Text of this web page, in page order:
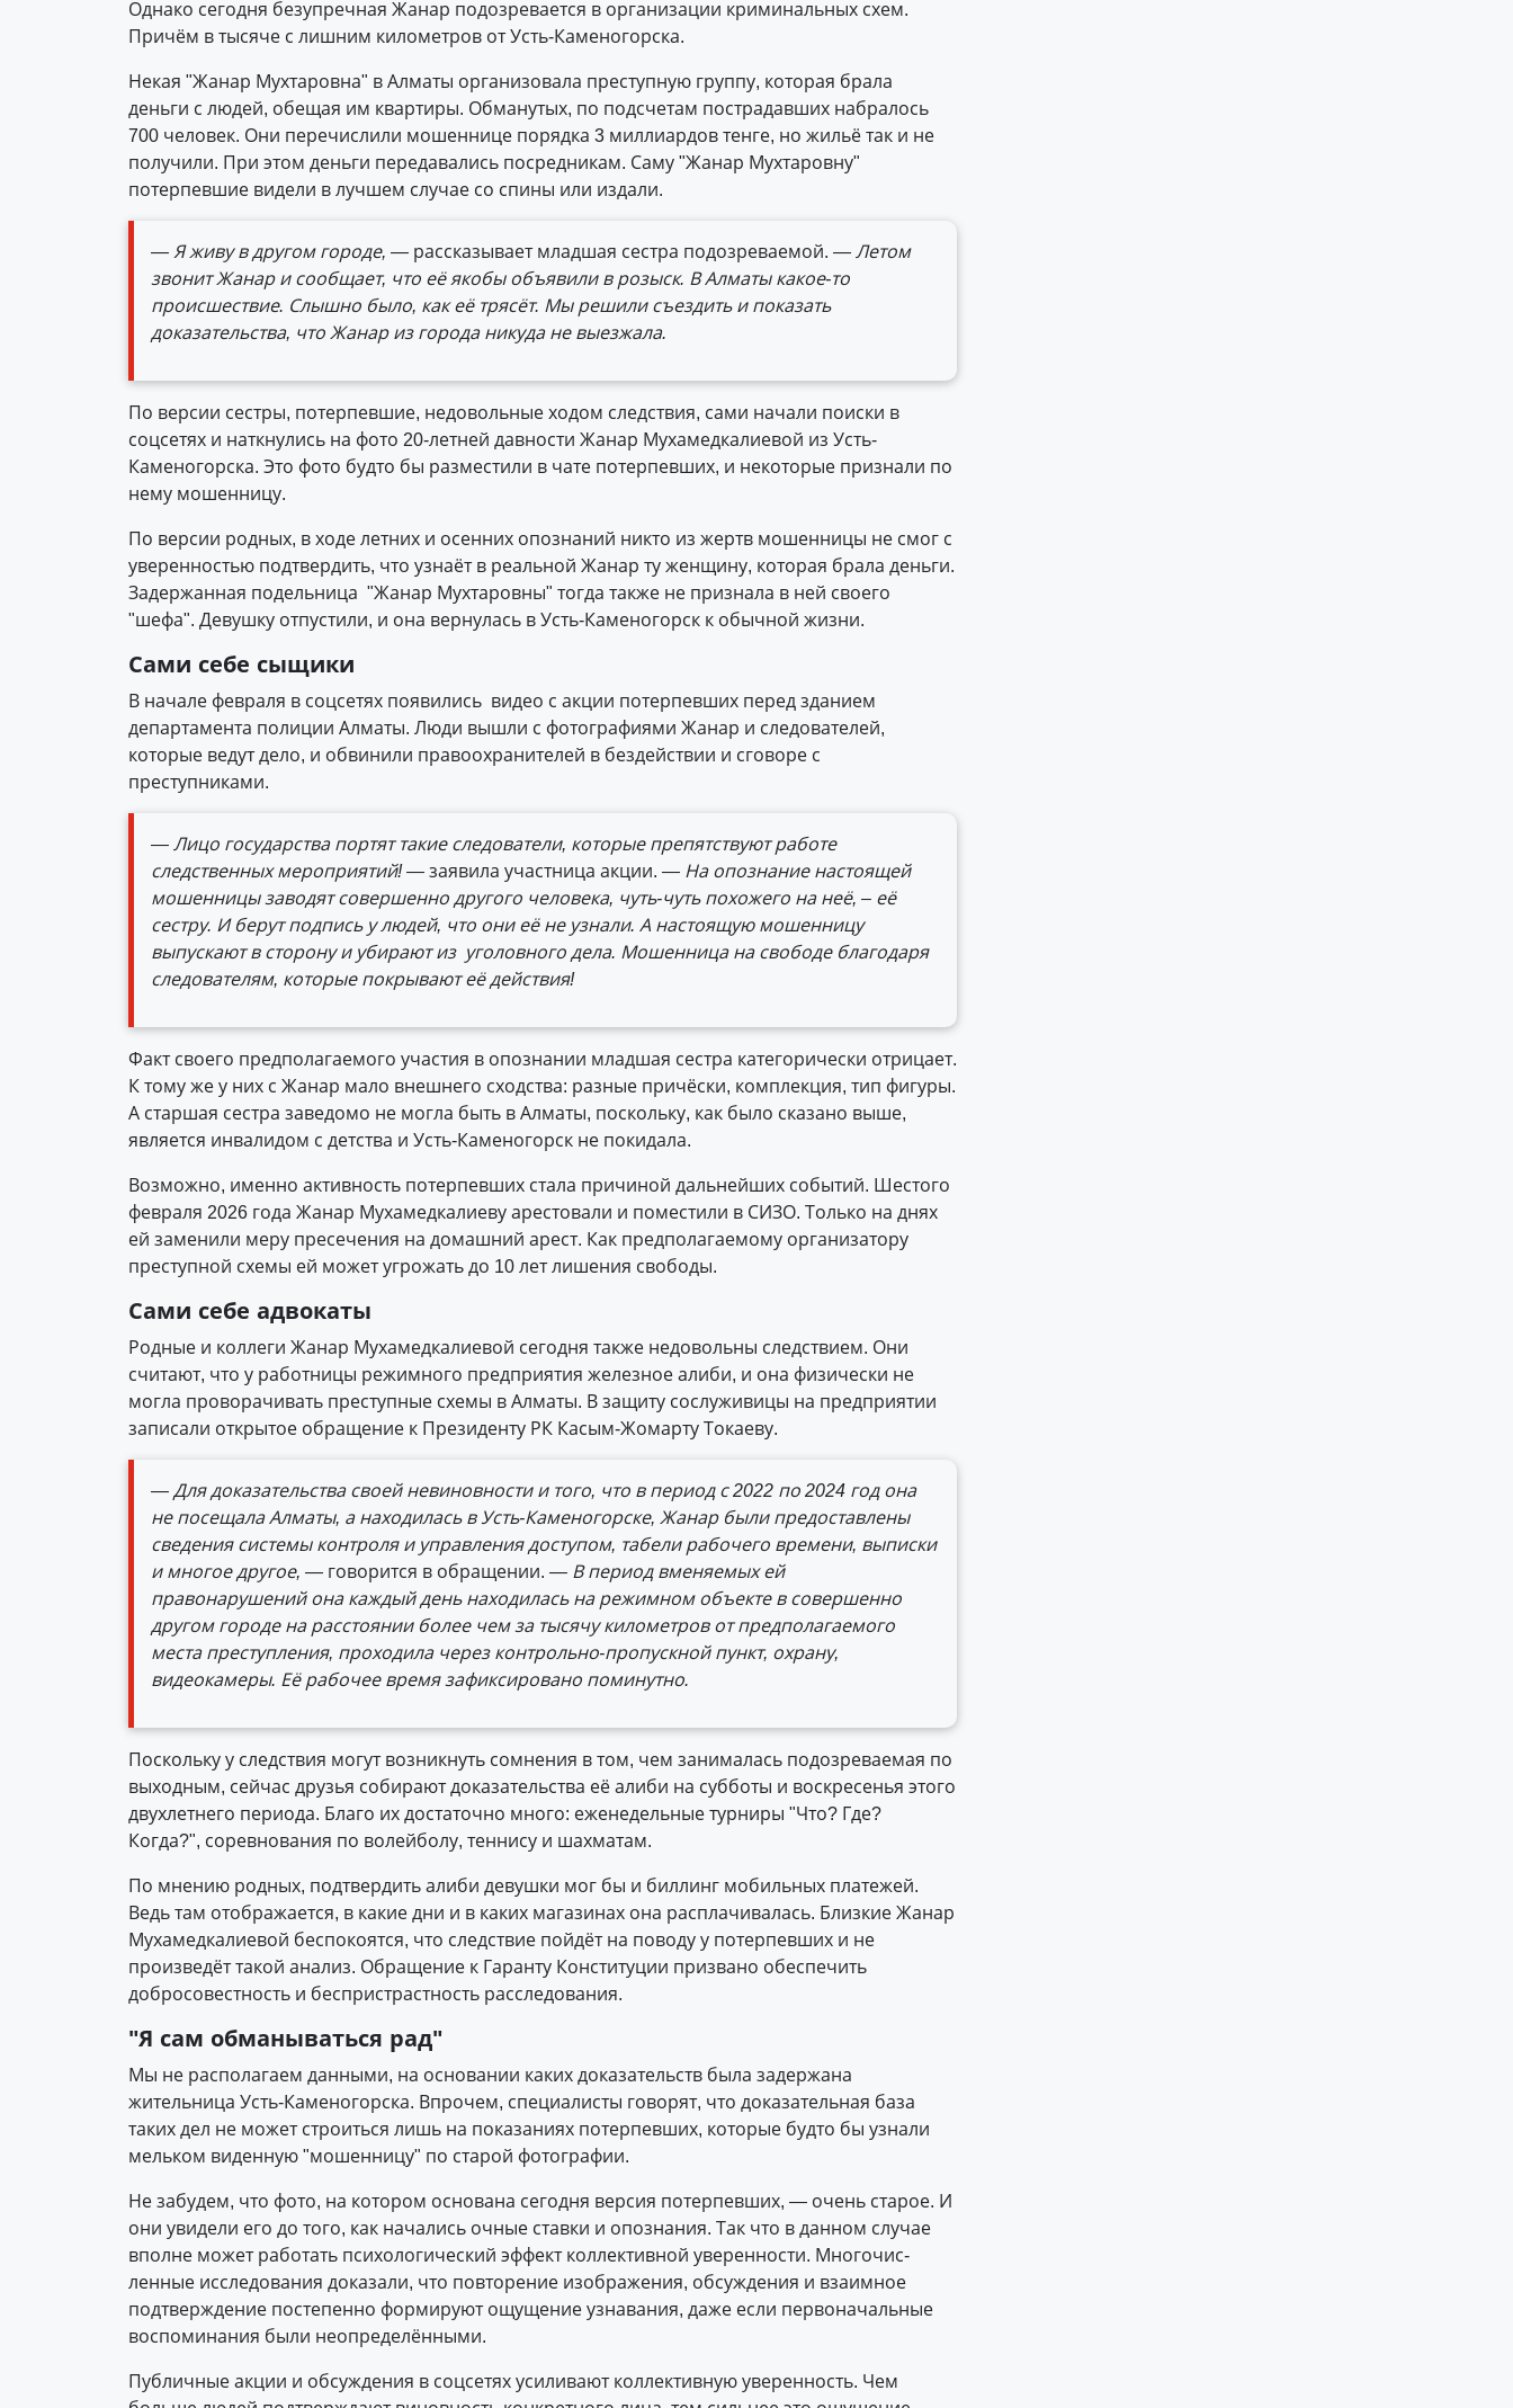
Однако сегодня безуп­речная Жанар подозревается в организации криминальных схем.
Причём в тысяче с лишним километров от Усть-Каменогорска.
Некая "Жанар Мухтаровна" в Алматы организовала преступную группу, которая брала
деньги с людей, обещая им квартиры. Обманутых, по подсчетам пострадавших набралось
700 человек. Они перечислили мошеннице порядка 3 миллиардов тенге, но жильё так и не
получили. При этом деньги передавались посредникам. Саму "Жанар Мухтаровну"
потерпевшие видели в лучшем случае со спины или издали.
— Я живу в другом городе, — рассказывает младшая сестра подозреваемой. — Летом
звонит Жанар и сообщает, что её якобы объявили в розыск. В Алматы какое-то
происшествие. Слышно было, как её трясёт. Мы решили съездить и показать
доказательства, что Жанар из города никуда не выезжала.
По версии сестры, потерпевшие, недовольные ходом следствия, сами начали поиски в
соцсетях и наткнулись на фото 20-летней давности Жанар Мухамедкалиевой из Усть-
Каменогорска. Это фото будто бы разместили в чате потерпевших, и некоторые признали по
нему мошенницу.
По версии родных, в ходе летних и осенних опознаний никто из жертв мошенницы не смог с
уверенностью подтвердить, что узнаёт в реальной Жанар ту женщину, которая брала деньги.
Задержанная подельница "Жанар Мухтаровны" тогда также не признала в ней своего
"шефа". Девушку отпустили, и она вернулась в Усть-Каменогорск к обычной жизни.
Сами себе сыщики
В начале февраля в соц­сетях появились видео с акции потерпевших перед зданием
департамента полиции Алматы. Люди вышли с фотографиями Жанар и следователей,
которые ведут дело, и обвинили правоохранителей в бездействии и сговоре с
преступниками.
— Лицо государства портят такие следователи, которые препятствуют работе
следственных мероприятий! —заявила участница акции. — На опознание настоящей
мошенницы заводят совершенно другого человека, чуть-чуть похожего на неё, – её
сестру. И берут подпись у людей, что они её не узнали. А настоящую мошенницу
выпускают в сторону и убирают из уголовного дела. Мошенница на свободе благодаря
следователям, которые покрывают её действия!
Факт своего предполагаемого участия в опознании младшая сестра категорически отрицает.
К тому же у них с Жанар мало внешнего сходства: разные причёски, комплекция, тип фигуры.
А старшая сестра заведомо не могла быть в Алматы, поскольку, как было сказано выше,
является инвалидом с детства и Усть-Каменогорск не покидала.
Возможно, именно активность потерпевших стала причиной дальнейших событий. Шестого
февраля 2026 года Жанар Мухамедкалиеву арестовали и поместили в СИЗО. Только на днях
ей заменили меру пресечения на домашний арест. Как предполагаемому организатору
преступной схемы ей может угрожать до 10 лет лишения свободы.
Сами себе адвокаты
Родные и коллеги Жанар Мухамедкалиевой сегодня также недовольны следствием. Они
считают, что у работницы режимного предприятия железное алиби, и она физически не
могла проворачивать преступные схемы в Алматы. В защиту сослуживицы на предприятии
записали открытое обращение к Президенту РК Касым-Жомарту Токаеву.
— Для доказательства своей невиновности и того, что в период с 2022 по 2024 год она
не посещала Алматы, а находилась в Усть-Каменогорске, Жанар были предоставлены
сведения системы контроля и управления доступом, табели рабочего времени, выписки
и многое другое, — говорится в обращении. — В период вменяемых ей
правонарушений она каждый день находилась на режимном объекте в совершенно
другом городе на расстоянии более чем за тысячу километров от предполагаемого
места преступления, проходила через контрольно-пропускной пункт, охрану,
видеокамеры. Её рабочее время зафиксировано поминутно.
Поскольку у следствия могут возникнуть сомнения в том, чем занималась подозреваемая по
выходным, сейчас друзья собирают доказательства её алиби на субботы и воскресенья этого
двухлетнего периода. Благо их достаточно много: еженедельные турниры "Что? Где?
Когда?", соревнования по волейболу, теннису и шахматам.
По мнению родных, подтвердить алиби девушки мог бы и биллинг мобильных платежей.
Ведь там отображается, в какие дни и в каких магазинах она расплачивалась. Близкие Жанар
Мухамедкалиевой беспокоятся, что следствие пойдёт на поводу у потерпевших и не
произведёт такой анализ. Обращение к Гаранту Конституции призвано обеспечить
добросовестность и беспристрастность расследования.
"Я сам обманываться рад"
Мы не располагаем данными, на основании каких доказательств была задержана
жительница Усть-Каменогорска. Впрочем, специалисты говорят, что доказательная база
таких дел не может строиться лишь на показаниях потерпевших, которые будто бы узнали
мельком виденную "мошенницу" по старой фотографии.
Не забудем, что фото, на котором основана сегодня версия потерпевших, — очень старое. И
они увидели его до того, как начались очные ставки и опознания. Так что в данном случае
вполне может работать психологический эффект коллективной уверенности. Многочис­
ленные исследования доказали, что повторение изображения, обсуждения и взаимное
подтверждение постепенно формируют ощущение узнавания, даже если первоначальные
воспоминания были неопределёнными.
Публичные акции и обсуждения в соцсетях усиливают коллективную уверенность. Чем